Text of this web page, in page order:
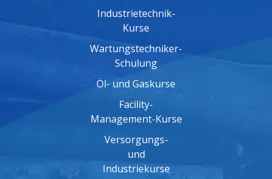
Industrietechnik-
Kurse
Wartungstechniker-
Schulung
Öl- und Gaskurse
Facility-
Management-Kurse
Versorgungs-
und
Industriekurse